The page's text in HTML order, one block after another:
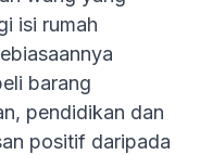
isi rumah
barang
pendidikan dan
positif daripada